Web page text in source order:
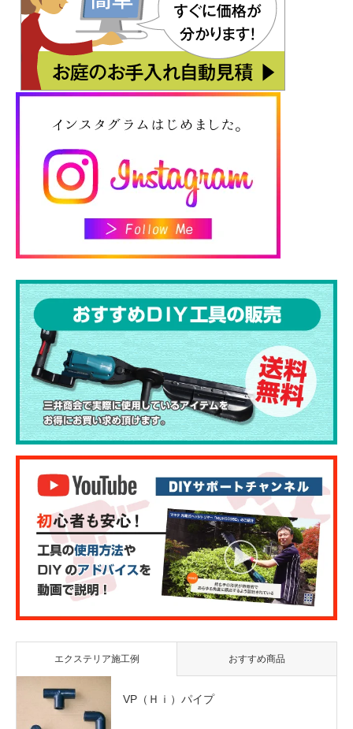
エクステリア施工例 おすすめ商品
VP（Ｈｉ）パイプ